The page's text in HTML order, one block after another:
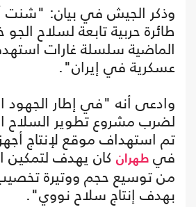
طائرة حربية تابعة لسلاح
الماضية سلسلة غارات
عسكرية في إيران".
وادعى أنه "في إطار الجهود
لضرب مشروع تطوير السلاح
تم استهداف موقع لإنتاج
في طهران كان يهدف لتمكين
من توسيع حجم ووتيرة تخصيب
بهدف إنتاج سلاح نووي".